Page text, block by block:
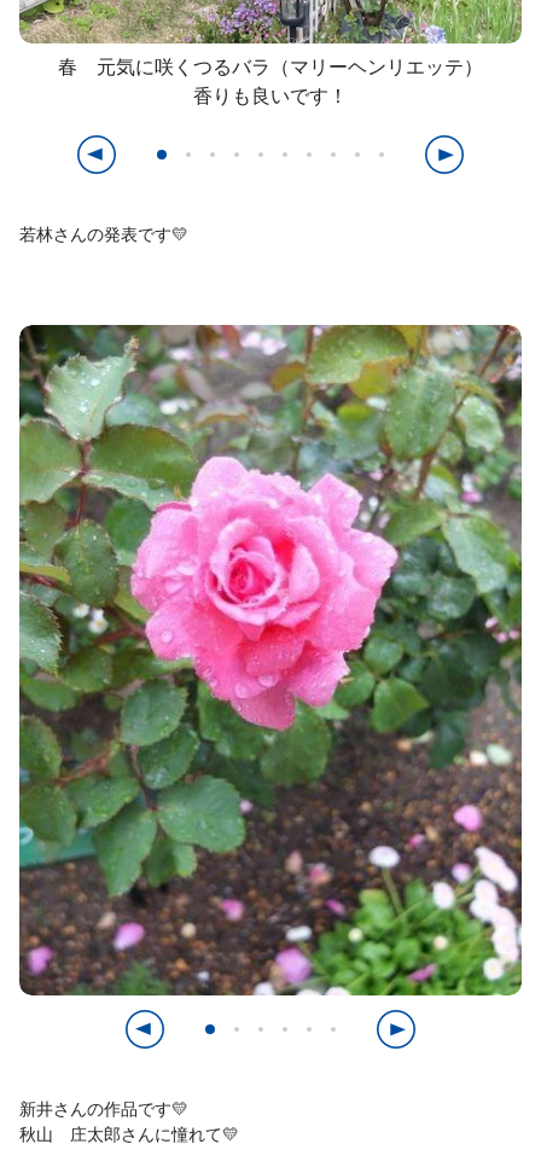
春 元気に咲くつるバラ（マリーヘンリエッテ）
香りも良いです！
若林さんの発表です💛
新井さんの作品です💛
秋山 庄太郎さんに憧れて💛